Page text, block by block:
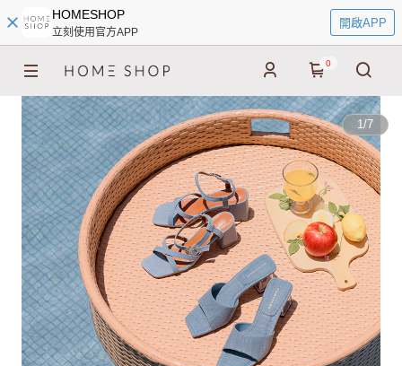
HOMESHOP
立刻使用官方APP
開啟APP
0
1/7